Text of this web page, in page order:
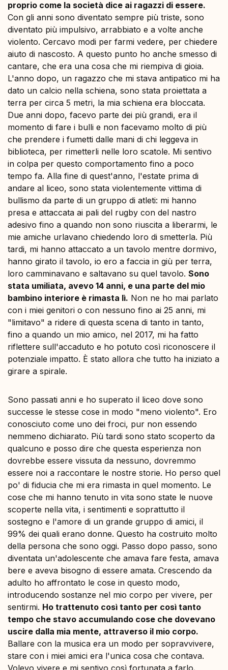
proprio come la società dice ai ragazzi di essere.
Con gli anni sono diventato sempre più triste, sono
diventato più impulsivo, arrabbiato e a volte anche
violento. Cercavo modi per farmi vedere, per chiedere
aiuto di nascosto. A questo punto ho anche smesso di
cantare, che era una cosa che mi riempiva di gioia.
L'anno dopo, un ragazzo che mi stava antipatico mi ha
dato un calcio nella schiena, sono stata proiettata a
terra per circa 5 metri, la mia schiena era bloccata.
Due anni dopo, facevo parte dei più grandi, era il
momento di fare i bulli e non facevamo molto di più
che prendere i fumetti dalle mani di chi leggeva in
biblioteca, per rimetterli nelle loro scatole. Mi sentivo
in colpa per questo comportamento fino a poco
tempo fa. Alla fine di quest'anno, l'estate prima di
andare al liceo, sono stata violentemente vittima di
bullismo da parte di un gruppo di atleti: mi hanno
presa e attaccata ai pali del rugby con del nastro
adesivo fino a quando non sono riuscita a liberarmi, le
mie amiche urlavano chiedendo loro di smetterla. Più
tardi, mi hanno attaccato a un tavolo mentre dormivo,
hanno girato il tavolo, io ero a faccia in giù per terra,
loro camminavano e saltavano su quel tavolo. Sono
stata umiliata, avevo 14 anni, e una parte del mio
bambino interiore è rimasta lì. Non ne ho mai parlato
con i miei genitori o con nessuno fino ai 25 anni, mi
"limitavo" a ridere di questa scena di tanto in tanto,
fino a quando un mio amico, nel 2017, mi ha fatto
riflettere sull'accaduto e ho potuto così riconoscere il
potenziale impatto. È stato allora che tutto ha iniziato a
girare a spirale.
Sono passati anni e ho superato il liceo dove sono
successe le stesse cose in modo "meno violento". Ero
conosciuto come uno dei froci, pur non essendo
nemmeno dichiarato. Più tardi sono stato scoperto da
qualcuno e posso dire che questa esperienza non
dovrebbe essere vissuta da nessuno, dovremmo
essere noi a raccontare le nostre storie. Ho perso quel
po' di fiducia che mi era rimasta in quel momento. Le
cose che mi hanno tenuto in vita sono state le nuove
scoperte nella vita, i sentimenti e soprattutto il
sostegno e l'amore di un grande gruppo di amici, il
99% dei quali erano donne. Questo ha costruito molto
della persona che sono oggi. Passo dopo passo, sono
diventata un'adolescente che amava fare festa, amava
bere e aveva bisogno di essere amata. Crescendo da
adulto ho affrontato le cose in questo modo,
introducendo sostanze nel mio corpo per vivere, per
sentirmi. Ho trattenuto così tanto per così tanto
tempo che stavo accumulando cose che dovevano
uscire dalla mia mente, attraverso il mio corpo.
Ballare con la musica era un modo per sopravvivere,
stare con i miei amici era l'unica cosa che contava.
Volevo vivere e mi sentivo così fortunata a farlo.